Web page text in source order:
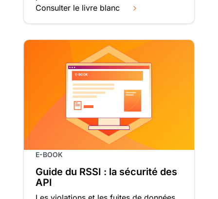
Consulter le livre blanc
E-BOOK
Guide du RSSI : la sécurité des
API